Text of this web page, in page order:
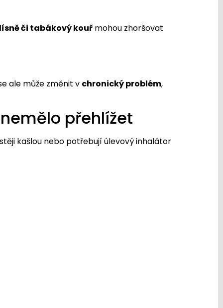
či tabákový kouř mohou zhoršovat
ale může změnit v chronický problém,
přehlížet
kašlou nebo potřebují úlevový inhalátor